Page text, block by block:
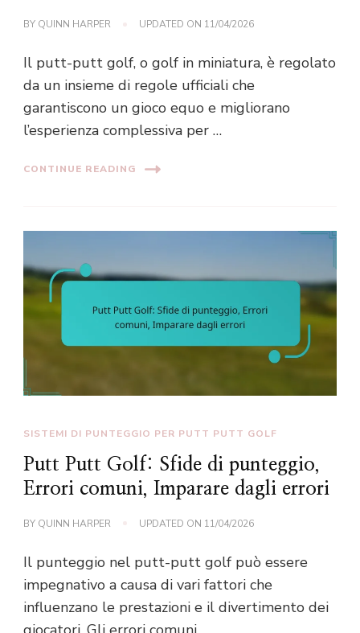
BY QUINN HARPER UPDATED ON 11/04/2026
Il putt-putt golf, o golf in miniatura, è regolato
da un insieme di regole ufficiali che
garantiscono un gioco equo e migliorano
l’esperienza complessiva per …
CONTINUE READING
SISTEMI DI PUNTEGGIO PER PUTT PUTT GOLF
Putt Putt Golf: Sfide di punteggio,
Errori comuni, Imparare dagli errori
BY QUINN HARPER UPDATED ON 11/04/2026
Il punteggio nel putt-putt golf può essere
impegnativo a causa di vari fattori che
influenzano le prestazioni e il divertimento dei